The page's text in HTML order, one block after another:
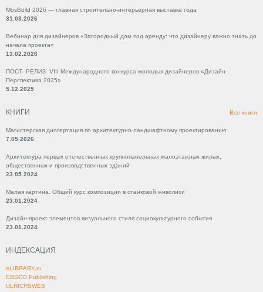
MosBuild 2026 — главная строительно-интерьерная выставка года
31.03.2026
Вебинар для дизайнеров «Загородный дом под аренду: что дизайнеру важно знать до
начала проекта»
13.02.2026
ПОСТ–РЕЛИЗ VIII Международного конкурса молодых дизайнеров «Дизайн-
Перспектива 2025»
5.12.2025
КНИГИ Все книги
Магистерская диссертация по архитектурно-ландшафтному проектированию
7.05.2026
Архитектура первых отечественных крупнопанельных малоэтажных жилых,
общественных и производственных зданий
23.05.2024
Малая картина. Общий курс композиции в станковой живописи
23.01.2024
Дизайн-проект элементов визуального стиля социокультурного события
23.01.2024
ИНДЕКСАЦИЯ
eLIBRARY.ru
EBSCO Publishing
ULRICHSWEB